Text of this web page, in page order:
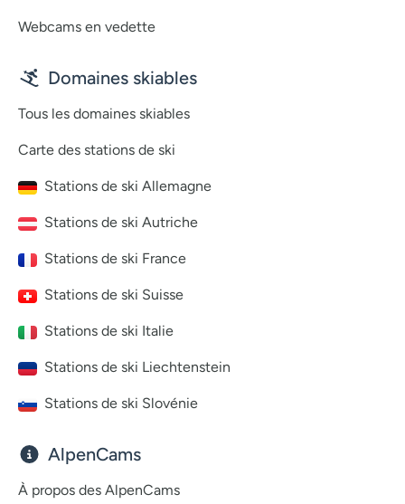
Webcams en vedette
Domaines skiables
Tous les domaines skiables
Carte des stations de ski
Stations de ski Allemagne
Stations de ski Autriche
Stations de ski France
Stations de ski Suisse
Stations de ski Italie
Stations de ski Liechtenstein
Stations de ski Slovénie
AlpenCams
À propos des AlpenCams